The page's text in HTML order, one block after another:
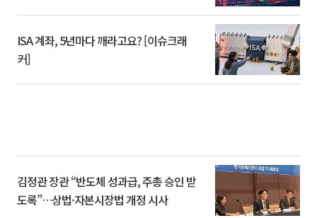
ISA 계좌, 5년마다 깨라고요? [이슈크래
커]
김정관 장관 “반도체 성과급, 주총 승인 받
도록”…상법·자본시장법 개정 시사